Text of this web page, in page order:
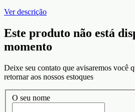
Ver descrição
Este produto não está
momento
Deixe seu contato que avisaremos você
retornar aos nossos estoques
O seu nome